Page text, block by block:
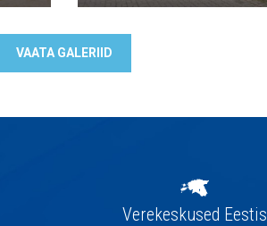
VAATA GALERIID
Verekeskused Eestis